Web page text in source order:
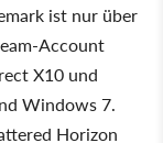
ist nur über
Account
X10 und
Windows 7.
Horizon